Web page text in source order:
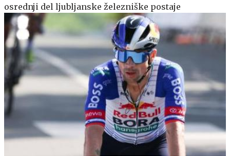
osrednji del ljubljanske železniške postaje